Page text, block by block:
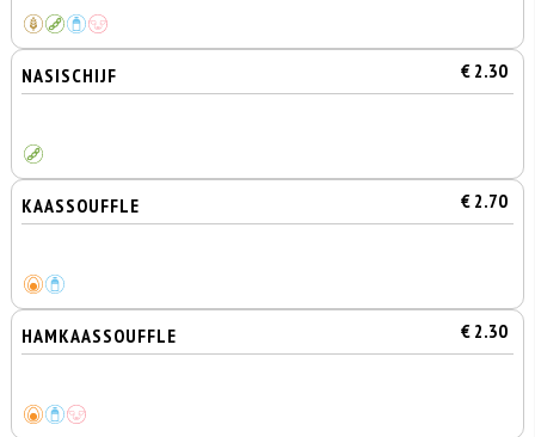
NASISCHIJF € 2.30
KAASSOUFFLE € 2.70
HAMKAASSOUFFLE € 2.30